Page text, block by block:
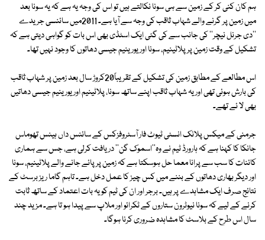
ہم کان کنی کر کے زمین سے ہی سونا نکالتے ہیں تو اس کی وجہ یہ ہے کہ یہ سونا بعد
میں زمین پر گرنے والے شہاب ثاقب کی وجہ سے آیا ہے۔ 2011میں سائنسی جریدے
''دی جرنل نیچر'' کی جانب سے کی گئی ایک اسٹڈی بھی اس بات کو گواہی دیتی ہے کہ
تشکیل کے وقت زمین پر پلاٹینیم، سونا اور یورینیم جیسی دھاتوں کا وجود نہیں تھا۔
اس مطالعے کے مطابق زمین کی تشکیل کے تقریباً20کروڑ سال بعد زمین پر شہاب ثاقب
کی بارش ہوئی تھی اور یہ شہاب ثاقب اپنے ساتھ سونا، پلاٹینیم اور یورینیم جیسی دھاتیں
بھی لا ئے تھے۔
جرمنی کے میکس پلانک انسٹی ٹیوٹ فار آسٹروفزکس کے سائنس داں ہینس تھوماس
جانکا کا کہنا ہے کہ ہارورڈ ٹیم نے وہ''اسموک گن'' دریافت کرلی ہے، جس سے ہماری
کائنات کا سب سے پرانا معما حل ہوسکتا ہے کہ زمین پر پائے جانے والے پلاٹینیم، سونا
اور دیگر بھاری دھاتوں کے بننے میں کس چیز کا عمل دخل ہے۔ تاہم گاما ریز برسٹ کے
نتائج صرف ایک مشاہدے پر ہیں۔ برجر اور ان کی ٹیم کو یہ بات اعتماد کے ساتھ ثابت
کرنے کے لیے کہ سونا نیوٹرون ستاروں کے ٹکرائو اور ملاپ سے پیدا ہو تا ہے۔ مزید چند
سال اس طرح کے بلاسٹ کا مشاہدہ ضروری کرنا ہوگا۔